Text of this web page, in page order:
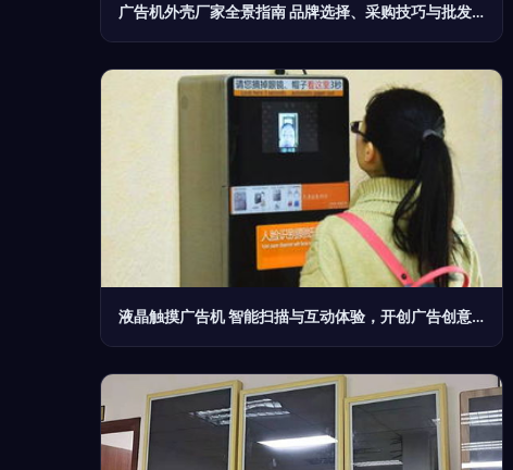
广告机外壳厂家全景指南 品牌选择、采购技巧与批发优势
液晶触摸广告机 智能扫描与互动体验，开创广告创意新纪元